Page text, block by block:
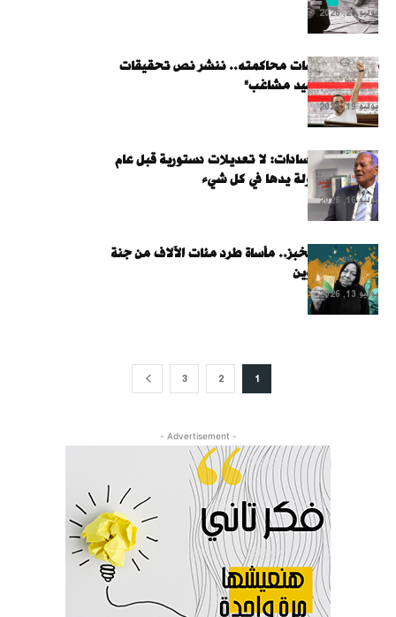
يوليو 20, 2026
قبل أولى جلسات محاكمته.. ننشر نص تحقيقات
النيابة مع "سيد مشاغب"
يوليو 19, 2026
محمد أنور السادات: لا تعديلات دستورية قبل عام
2028.. والدولة يدها في كل شيء
يوليو 16, 2026
لا تستحق الخبز.. مأساة طرد مئات الآلاف من جنة
بطاقات التموين
يوليو 13, 2026
1
2
3
- Advertisement -